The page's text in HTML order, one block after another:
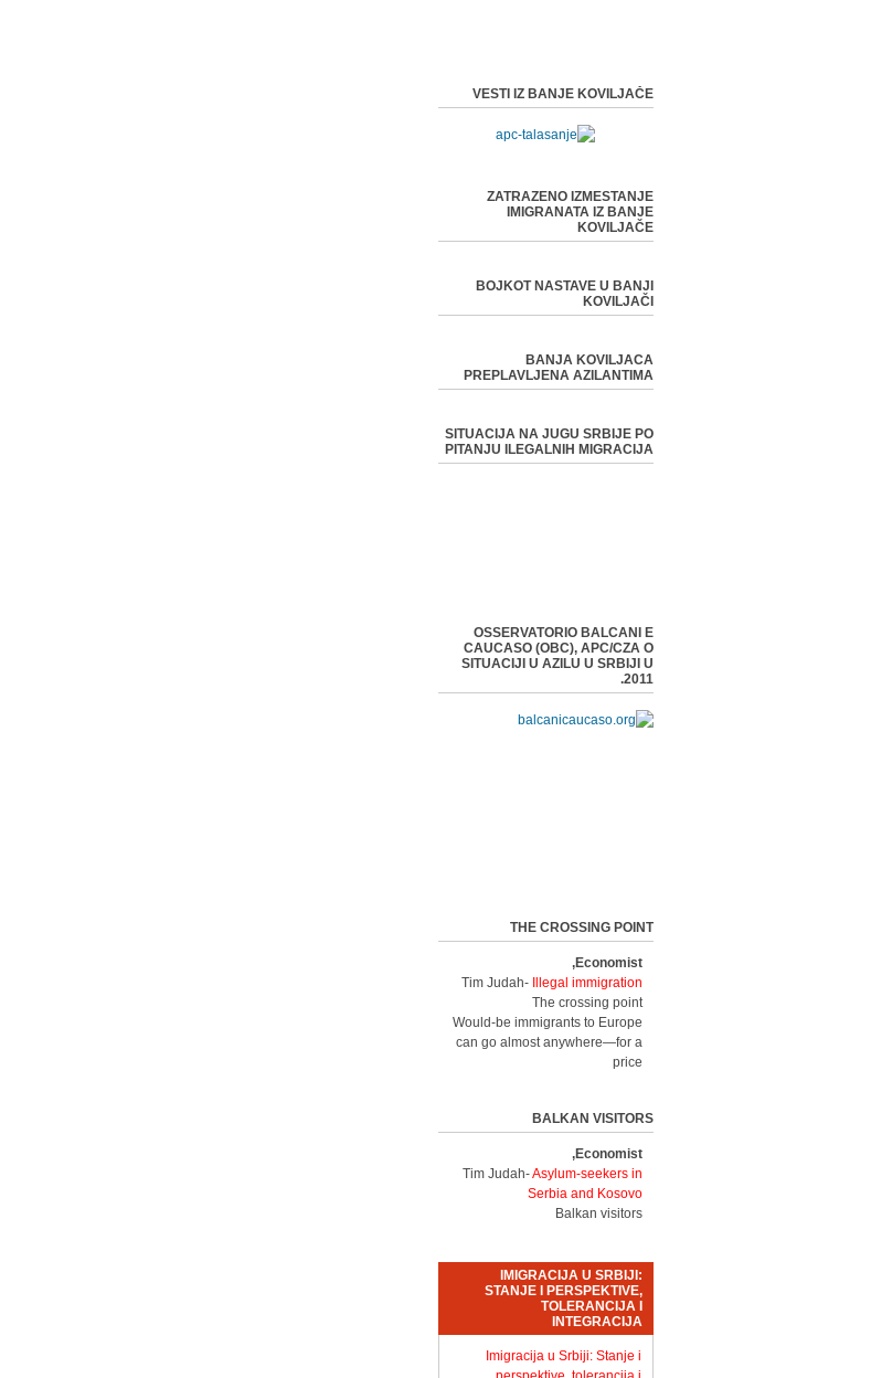
VESTI IZ BANJE KOVILJAČE
ZATRAZENO IZMESTANJE
IMIGRANATA IZ BANJE
KOVILJAČE
BOJKOT NASTAVE U BANJI
KOVILJAČI
BANJA KOVILJACA
PREPLAVLJENA AZILANTIMA
SITUACIJA NA JUGU SRBIJE PO
PITANJU ILEGALNIH MIGRACIJA
OSSERVATORIO BALCANI E
CAUCASO (OBC), APC/CZA O
SITUACIJI U AZILU U SRBIJI U
2011.
THE CROSSING POINT
Economist,
Tim Judah-
Illegal immigration
The crossing point
Would-be immigrants to Europe
can go almost anywhere—for a
price
BALKAN VISITORS
Economist,
Tim Judah-Asylum-seekers in
Serbia and Kosovo
Balkan visitors
IMIGRACIJA U SRBIJI:
STANJE I PERSPEKTIVE,
TOLERANCIJA I
INTEGRACIJA
Imigracija u Srbiji: Stanje i